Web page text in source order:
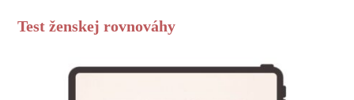
Test ženskej rovnováhy